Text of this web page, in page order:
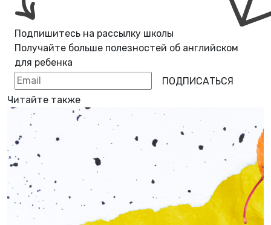
Подпишитесь на рассылку школы
Получайте больше полезностей об английском
для ребенка
ПОДПИСАТЬСЯ
Читайте также